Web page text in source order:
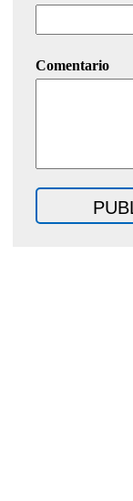
Comentario